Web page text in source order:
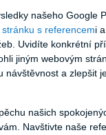
našeho Google
stránku s referencemi
Uvidíte konkrétní
jiným webovým
návštěvnost a zlepšit
našich
Navštivte naše